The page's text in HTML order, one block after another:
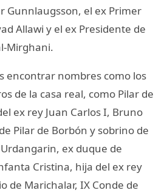
Gunnlaugsson, el ex Primer
Allawi y el ex Presidente de
Mirghani.
encontrar nombres como los
de la casa real, como Pilar de
ex rey Juan Carlos I, Bruno
Pilar de Borbón y sobrino de
ex duque de
Cristina, hija del ex rey
de Marichalar, IX Conde de